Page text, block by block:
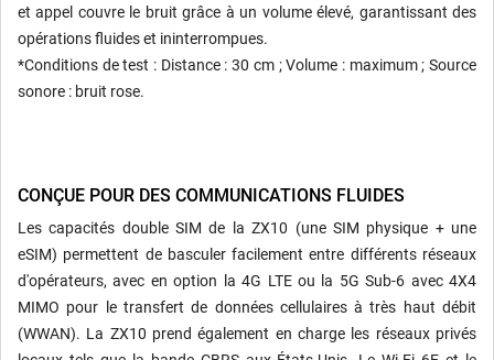
et appel couvre le bruit grâce à un volume élevé, garantissant des
opérations fluides et ininterrompues.
*Conditions de test : Distance : 30 cm ; Volume : maximum ; Source
sonore : bruit rose.
CONÇUE POUR DES COMMUNICATIONS FLUIDES
Les capacités double SIM de la ZX10 (une SIM physique + une
eSIM) permettent de basculer facilement entre différents réseaux
d'opérateurs, avec en option la 4G LTE ou la 5G Sub-6 avec 4X4
MIMO pour le transfert de données cellulaires à très haut débit
(WWAN). La ZX10 prend également en charge les réseaux privés